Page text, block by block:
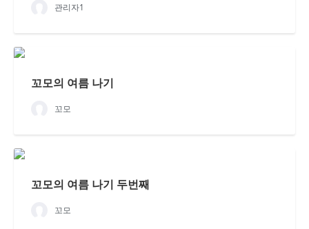
관리자1
꼬모의 여름 나기
꼬모
꼬모의 여름 나기 두번째
꼬모